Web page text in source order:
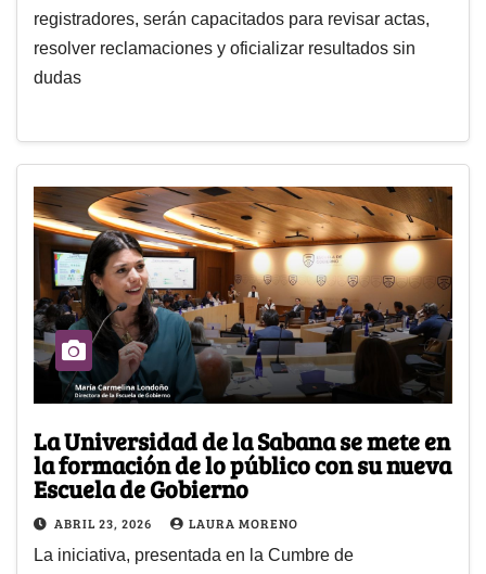
registradores, serán capacitados para revisar actas,
resolver reclamaciones y oficializar resultados sin
dudas
La Universidad de la Sabana se mete en
la formación de lo público con su nueva
Escuela de Gobierno
ABRIL 23, 2026 LAURA MORENO
La iniciativa, presentada en la Cumbre de